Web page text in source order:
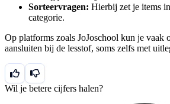
Sorteervragen: Hierbij zet je items
categorie.
Op platforms zoals JoJoschool kun je vaak
aansluiten bij de lesstof, soms zelfs met
Wil je betere cijfers halen?